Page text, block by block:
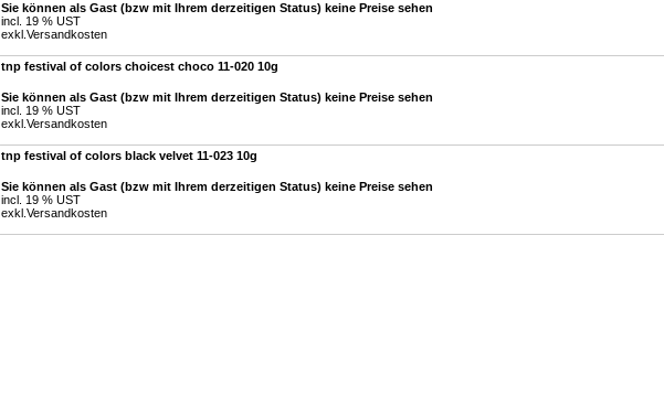
Sie können als Gast (bzw mit Ihrem derzeitigen Status) keine Preise sehen
incl. 19 % UST
exkl. Versandkosten
tnp festival of colors choicest choco 11-020 10g
Sie können als Gast (bzw mit Ihrem derzeitigen Status) keine Preise sehen
incl. 19 % UST
exkl. Versandkosten
tnp festival of colors black velvet 11-023 10g
Sie können als Gast (bzw mit Ihrem derzeitigen Status) keine Preise sehen
incl. 19 % UST
exkl. Versandkosten